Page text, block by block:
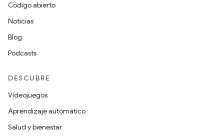
Código abierto
Noticias
Blog
Podcasts
DESCUBRE
Videojuegos
Aprendizaje automático
Salud y bienestar